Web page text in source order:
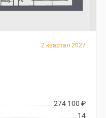
2 квартал 2027
274 100 ₽
14